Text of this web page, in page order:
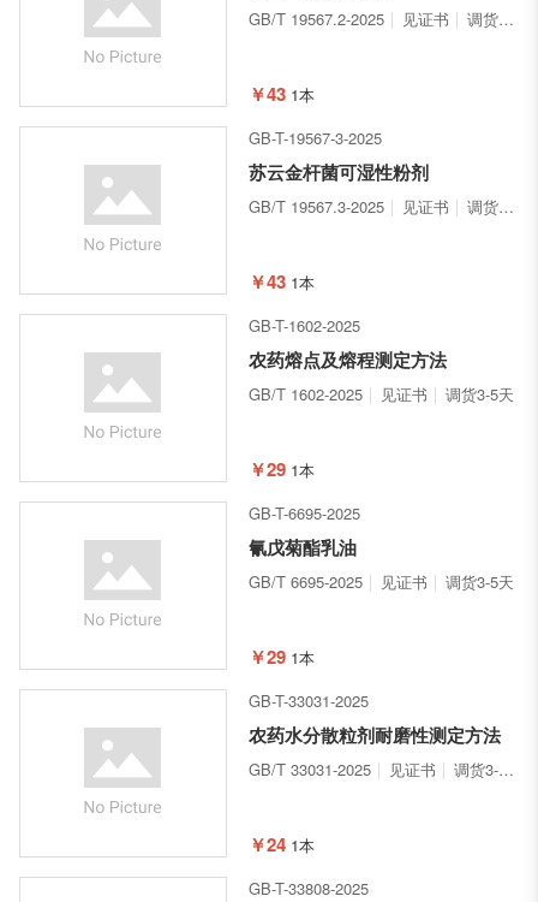
GB/T 19567.2-2025 见证书 调货3-5天
￥43 1本
GB-T-19567-3-2025
苏云金杆菌可湿性粉剂
GB/T 19567.3-2025 见证书 调货3-5天
￥43 1本
GB-T-1602-2025
农药熔点及熔程测定方法
GB/T 1602-2025 见证书 调货3-5天
￥29 1本
GB-T-6695-2025
氰戊菊酯乳油
GB/T 6695-2025 见证书 调货3-5天
￥29 1本
GB-T-33031-2025
农药水分散粒剂耐磨性测定方法
GB/T 33031-2025 见证书 调货3-5天
￥24 1本
GB-T-33808-2025